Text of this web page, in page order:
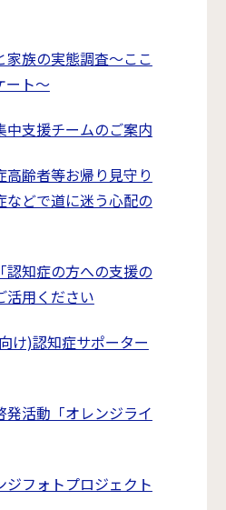
家族の実態調査～ここ
ート～
中支援チームのご案内
高齢者等お帰り見守り
などで道に迷う心配の
認知症の方への支援の
活用ください
け)認知症サポーター
発活動「オレンジライ
ジフォトプロジェクト